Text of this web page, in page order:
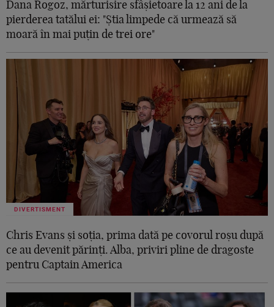
Dana Rogoz, mărturisire sfâșietoare la 12 ani de la
pierderea tatălui ei: "Știa limpede că urmează să
moară în mai puțin de trei ore"
DIVERTISMENT
Chris Evans și soția, prima dată pe covorul roșu după
ce au devenit părinți. Alba, priviri pline de dragoste
pentru Captain America